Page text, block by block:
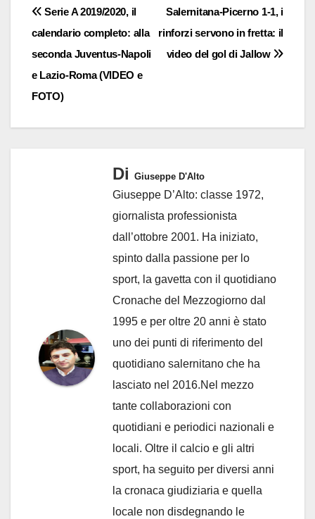
Navigazione
articoli
Salernitana-Picerno 1-1, i
rinforzi servono in fretta: il
video del gol di Jallow
Serie A 2019/2020, il
calendario completo: alla
seconda Juventus-Napoli
e Lazio-Roma (VIDEO e
FOTO)
Di Giuseppe D'Alto
Giuseppe D’Alto: classe 1972,
giornalista professionista
dall’ottobre 2001. Ha iniziato,
spinto dalla passione per lo
sport, la gavetta con il quotidiano
Cronache del Mezzogiorno dal
1995 e per oltre 20 anni è stato
uno dei punti di riferimento del
quotidiano salernitano che ha
lasciato nel 2016.Nel mezzo
tante collaborazioni con
quotidiani e periodici nazionali e
locali. Oltre il calcio e gli altri
sport, ha seguito per diversi anni
la cronaca giudiziaria e quella
locale non disdegnando le